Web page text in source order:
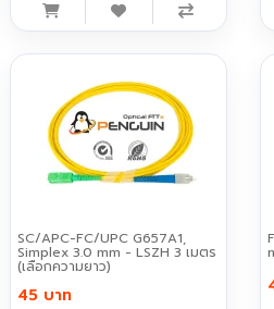
SC/APC-FC/UPC G657A1,
Simplex 3.0 mm - LSZH 3 เมตร
(เลือกความยาว)
45 บาท